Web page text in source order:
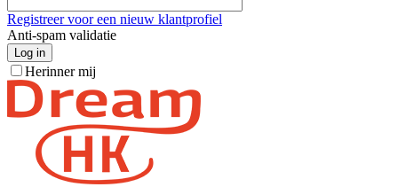
Registreer voor een nieuw klantprofiel
Anti-spam validatie
Log in
Herinner mij